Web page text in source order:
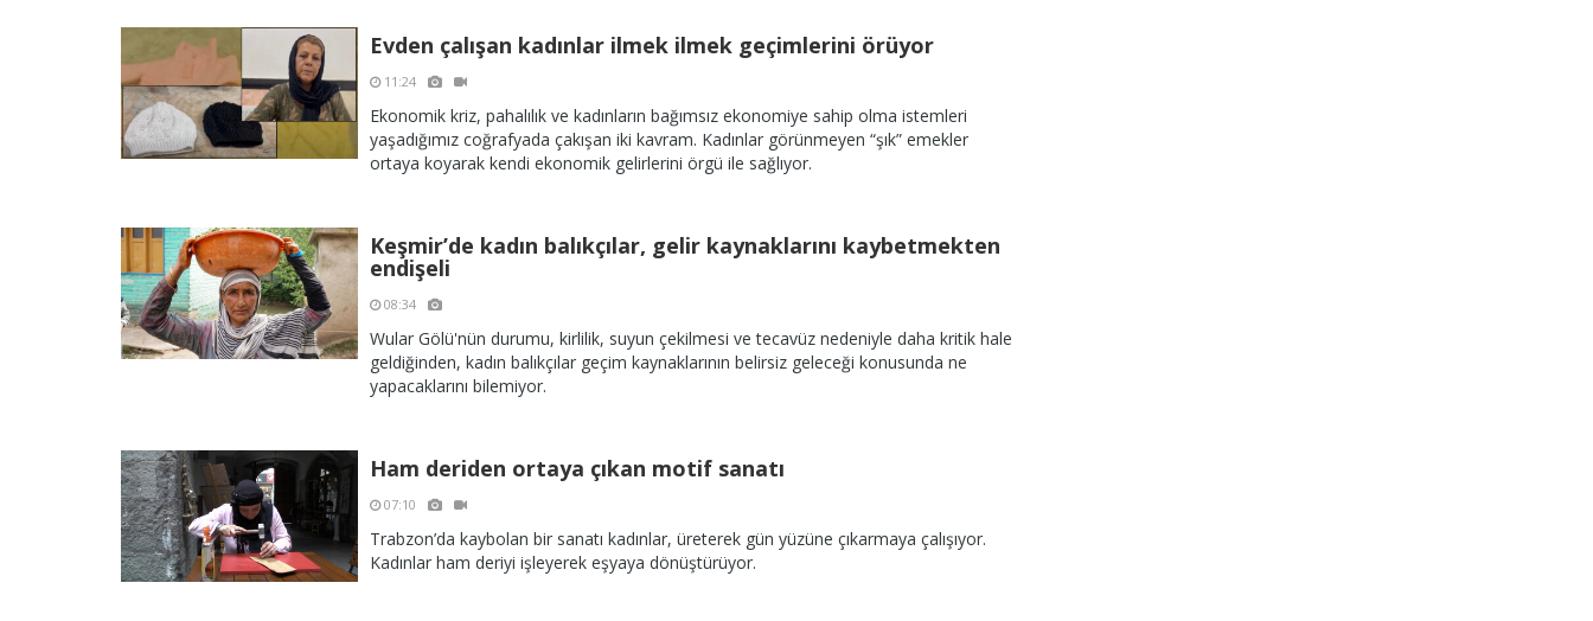
Evden çalışan kadınlar ilmek ilmek geçimlerini örüyor
11:24
Ekonomik kriz, pahalılık ve kadınların bağımsız ekonomiye sahip olma istemleri
yaşadığımız coğrafyada çakışan iki kavram. Kadınlar görünmeyen “şık” emekler
ortaya koyarak kendi ekonomik gelirlerini örgü ile sağlıyor.
Keşmir’de kadın balıkçılar, gelir kaynaklarını kaybetmekten
endişeli
08:34
Wular Gölü'nün durumu, kirlilik, suyun çekilmesi ve tecavüz nedeniyle daha kritik hale
geldiğinden, kadın balıkçılar geçim kaynaklarının belirsiz geleceği konusunda ne
yapacaklarını bilemiyor.
Ham deriden ortaya çıkan motif sanatı
07:10
Trabzon’da kaybolan bir sanatı kadınlar, üreterek gün yüzüne çıkarmaya çalışıyor.
Kadınlar ham deriyi işleyerek eşyaya dönüştürüyor.